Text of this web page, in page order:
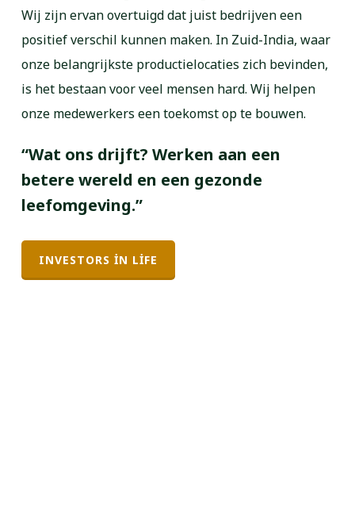
Wij zijn ervan overtuigd dat juist bedrijven een
positief verschil kunnen maken. In Zuid-India, waar
onze belangrijkste productielocaties zich bevinden,
is het bestaan voor veel mensen hard. Wij helpen
onze medewerkers een toekomst op te bouwen.
“Wat ons drijft? Werken aan een
betere wereld en een gezonde
leefomgeving.”
INVESTORS IN LIFE